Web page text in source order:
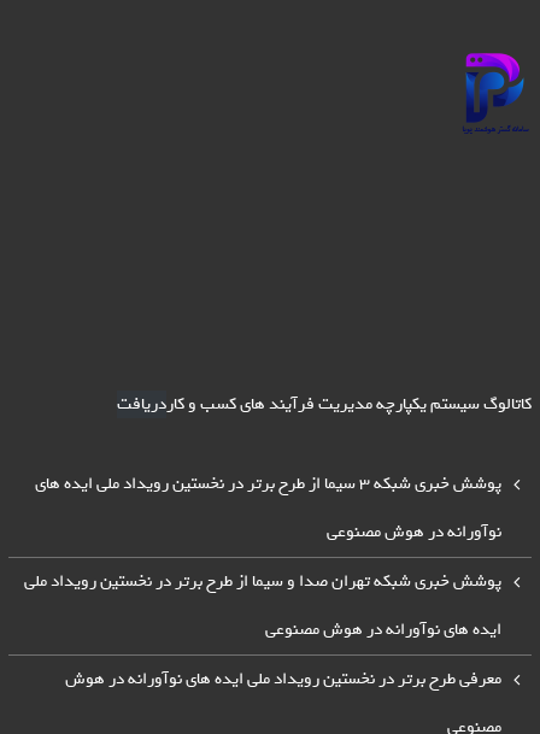
کاتالوگ سیستم یکپارچه مدیریت فرآیند های کسب و کاردریافت
پوشش خبری شبکه 3 سیما از طرح برتر در نخستین رویداد ملی ایده های
نوآورانه در هوش مصنوعی
پوشش خبری شبکه تهران صدا و سیما از طرح برتر در نخستین رویداد ملی
ایده های نوآورانه در هوش مصنوعی
معرفی طرح برتر در نخستین رویداد ملی ایده های نوآورانه در هوش
مصنوعی